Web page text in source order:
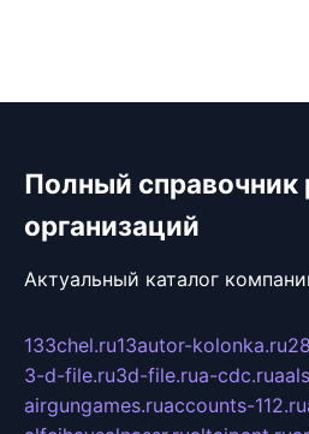
Полный справочник
организаций
Актуальный каталог
133chel.ru13autor-kolonka.ru
3-d-file.ru3d-file.rua-cdc.ru
airgungames.ruaccounts-112.ru